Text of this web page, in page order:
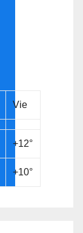
Vie
+12°
+10°